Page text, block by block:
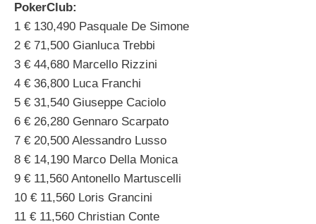
PokerClub:
1 € 130,490 Pasquale De Simone
2 € 71,500 Gianluca Trebbi
3 € 44,680 Marcello Rizzini
4 € 36,800 Luca Franchi
5 € 31,540 Giuseppe Caciolo
6 € 26,280 Gennaro Scarpato
7 € 20,500 Alessandro Lusso
8 € 14,190 Marco Della Monica
9 € 11,560 Antonello Martuscelli
10 € 11,560 Loris Grancini
11 € 11,560 Christian Conte